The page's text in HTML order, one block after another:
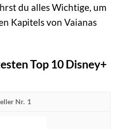
du alles Wichtige, um
Kapitels von Vaianas
Top 10 Disney+
1